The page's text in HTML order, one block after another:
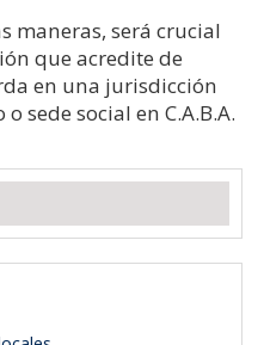
maneras, será crucial
que acredite de
en una jurisdicción
sede social en C.A.B.A.